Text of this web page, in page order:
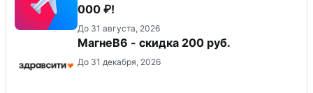
000 ₽!
До 31 августа, 2026
МагнеB6 - скидка 200 руб.
До 31 декабря, 2026